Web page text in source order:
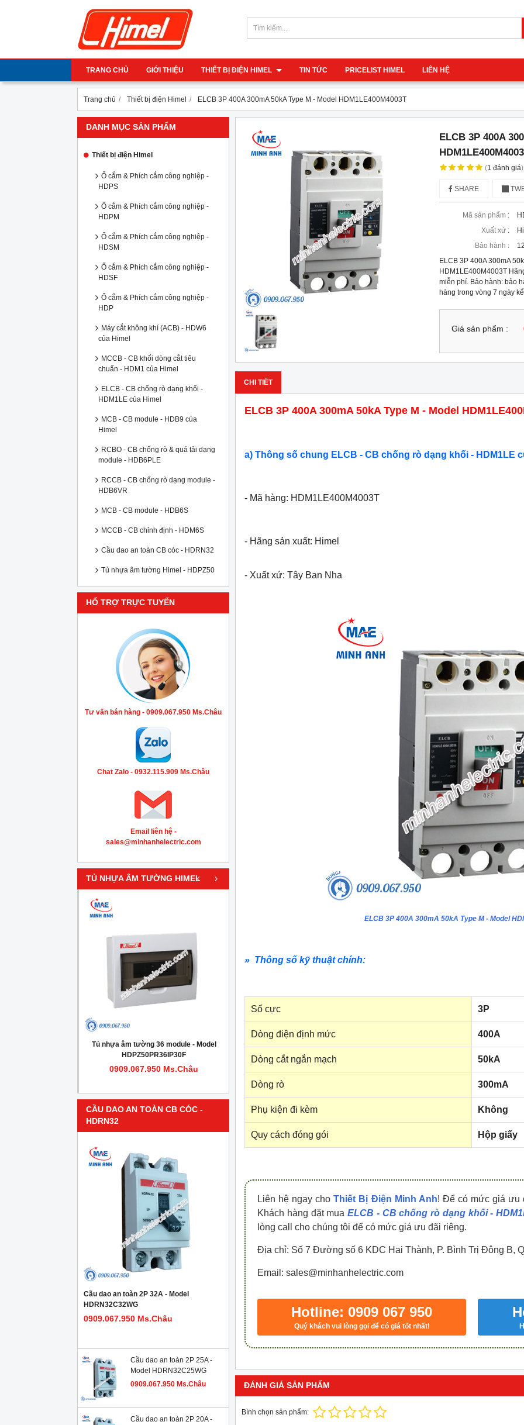
TRANG CHỦ GIỚI THIỆU THIẾT BỊ ĐIỆN HIMEL TIN TỨC PRICELIST HIMEL LIÊN HỆ
Trang chủ Thiết bị điện Himel ELCB 3P 400A 300mA 50kA Type M - Model HDM1LE400M4003T
DANH MỤC SẢN PHẨM
Thiết bị điện Himel
Ổ cắm & Phích cắm công nghiệp -
HDPS
Ổ cắm & Phích cắm công nghiệp -
HDPM
Ổ cắm & Phích cắm công nghiệp -
HDSM
Ổ cắm & Phích cắm công nghiệp -
HDSF
Ổ cắm & Phích cắm công nghiệp -
HDP
Máy cắt không khí (ACB) - HDW6
của Himel
MCCB - CB khối dòng cắt tiêu
chuẩn - HDM1 của Himel
ELCB - CB chống rò dạng khối -
HDM1LE của Himel
MCB - CB module - HDB9 của
Himel
RCBO - CB chống rò & quá tải dạng
module - HDB6PLE
RCCB - CB chống rò dạng module -
HDB6VR
MCB - CB module - HDB6S
MCCB - CB chỉnh định - HDM6S
Cầu dao an toàn CB cóc - HDRN32
Tủ nhựa âm tường Himel - HDPZ50
HỔ TRỢ TRỰC TUYẾN
Tư vấn bán hàng - 0909.067.950 Ms.Châu
Chat Zalo - 0932.115.909 Ms.Châu
Email liên hệ -
sales@minhanhelectric.com
TỦ NHỰA ÂM TƯỜNG HIMEL
Tủ nhựa âm tường 36 module - Model
HDPZ50PR36IP30F
0909.067.950 Ms.Châu
HDPZ50PR24IP30F
HDPZ50PR18IP30F
‹ ›
CẦU DAO AN TOÀN CB CÓC -
HDRN32
Cầu dao an toàn 2P 32A - Model
HDRN32C32WG
0909.067.950 Ms.Châu
Cầu dao an toàn 2P 25A -
Model HDRN32C25WG
0909.067.950 Ms.Châu
Cầu dao an toàn 2P 20A -
ELCB 3P 400A
(1đánh giá)
SHARE
Mã sản phẩm :
Xuất xứ :
Bảo hành :
ELCB 3P 400A 300mA
HDM1LE400M4003T
miễn phí. Bảo hành: bảo
hàng trong vòng 7 ngày
Giá sản phẩm :
CHI TIẾT
ELCB 3P 400A 300mA 50kA Type M - Model
a) Thông số chung ELCB - CB chống rò dạng khối - HDM1LE
- Mã hàng: HDM1LE400M4003T
- Hãng sản xuất: Himel
- Xuất xứ: Tây Ban Nha
ELCB 3P 400A 300mA 50kA Type M - Model
» Thông số kỹ thuật chính:
Số cực 3P
Dòng điện định mức 400A
Dòng cắt ngắn mạch 50kA
Dòng rò 300mA
Phụ kiện đi kèm Không
Quy cách đóng gói Hộp giấy
Liên hệ ngay choThiết Bị Điện Minh Anh! Để có mức giá ưu
Khách hàng đặt mua ELCB - CB chống rò dạng khối -
lòng call cho chúng tôi để có mức giá ưu đãi riêng.
Địa chỉ: Số 7 Đường số 6 KDC Hai Thành, P. Bình Trị Đông B,
Email: sales@minhanhelectric.com
Hotline: 0909 067 950
Quý khách vui lòng gọi để có giá tốt nhất!
ĐÁNH GIÁ SẢN PHẨM
Bình chọn sản phẩm: